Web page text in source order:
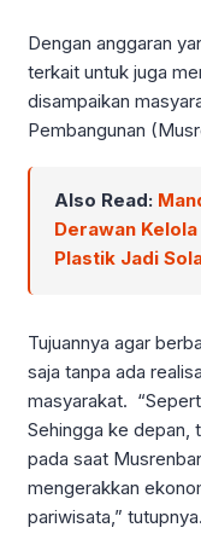
Dengan anggaran
terkait untuk juga
disampaikan
Pembangunan
Also Read:
Derawan
Plastik Jadi
Tujuannya agar
saja tanpa ada
masyarakat.
Sehingga ke depan,
pada saat
mengerakkan
pariwisata,”